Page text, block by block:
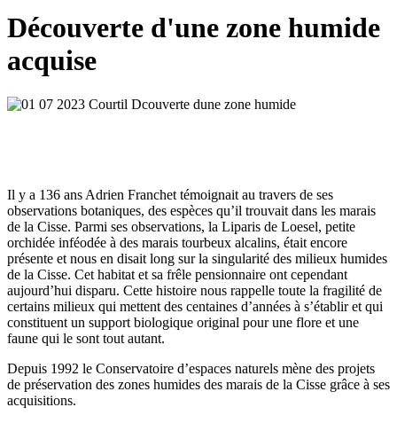
Découverte d'une zone humide
acquise
Il y a 136 ans Adrien Franchet témoignait au travers de ses
observations botaniques, des espèces qu’il trouvait dans les marais
de la Cisse. Parmi ses observations, la Liparis de Loesel, petite
orchidée inféodée à des marais tourbeux alcalins, était encore
présente et nous en disait long sur la singularité des milieux humides
de la Cisse. Cet habitat et sa frêle pensionnaire ont cependant
aujourd’hui disparu. Cette histoire nous rappelle toute la fragilité de
certains milieux qui mettent des centaines d’années à s’établir et qui
constituent un support biologique original pour une flore et une
faune qui le sont tout autant.
Depuis 1992 le Conservatoire d’espaces naturels mène des projets
de préservation des zones humides des marais de la Cisse grâce à ses
acquisitions.